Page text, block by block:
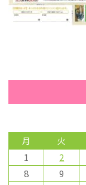
月 火
1 2
8
9